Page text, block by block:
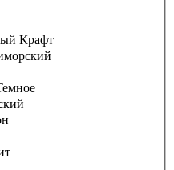
Крафт